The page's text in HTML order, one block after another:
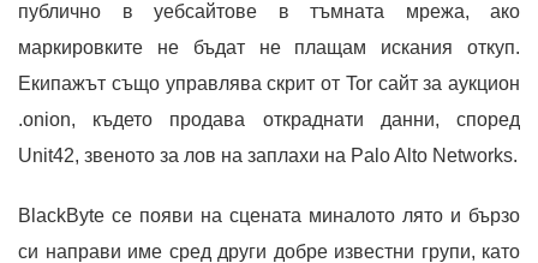
публично в уебсайтове в тъмната мрежа, ако
маркировките не бъдат не плащам искания откуп.
Екипажът също управлява скрит от Tor сайт за аукцион
.onion, където продава откраднати данни, според
Unit42, звеното за лов на заплахи на Palo Alto Networks.
BlackByte се появи на сцената миналото лято и бързо
си направи име сред други добре известни групи, като